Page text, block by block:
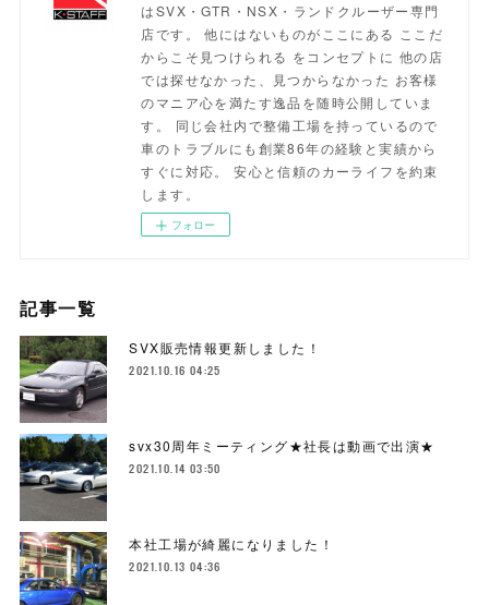
はSVX・GTR・NSX・ランドクルーザー専門
店です。 他にはないものがここにある ここだ
からこそ見つけられる をコンセプトに 他の店
では探せなかった、見つからなかった お客様
のマニア心を満たす逸品を随時公開していま
す。 同じ会社内で整備工場を持っているので
車のトラブルにも創業86年の経験と実績から
すぐに対応。 安心と信頼のカーライフを約束
します。
フォロー
記事一覧
SVX販売情報更新しました！
2021.10.16 04:25
svx30周年ミーティング★社長は動画で出演★
2021.10.14 03:50
本社工場が綺麗になりました！
2021.10.13 04:36